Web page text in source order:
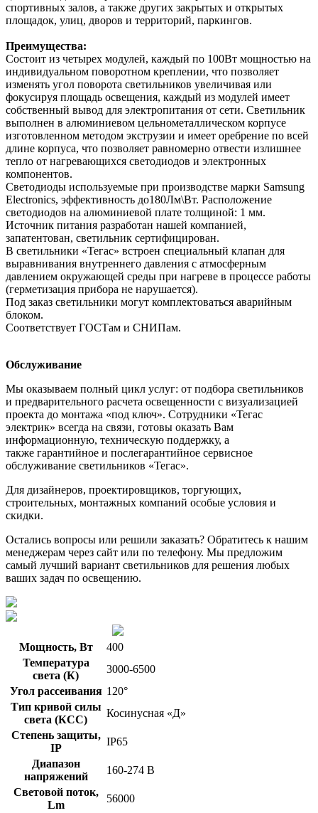
спортивных залов, а также других закрытых и открытых
площадок, улиц, дворов и территорий, паркингов.
Преимущества:
Состоит из четырех модулей, каждый по 100Вт мощностью на
индивидуальном поворотном креплении, что позволяет
изменять угол поворота светильников увеличивая или
фокусируя площадь освещения, каждый из модулей имеет
собственный вывод для электропитания от сети. Светильник
выполнен в алюминиевом цельнометаллическом корпусе
изготовленном методом экструзии и имеет оребрение по всей
длине корпуса, что позволяет равномерно отвести излишнее
тепло от нагревающихся светодиодов и электронных
компонентов.
Светодиоды используемые при производстве марки Samsung
Electronics, эффективность до180Лм\Вт. Расположение
светодиодов на алюминиевой плате толщиной: 1 мм.
Источник питания разработан нашей компанией,
запатентован, светильник сертифицирован.
В светильники «Тегас» встроен специальный клапан для
выравнивания внутреннего давления с атмосферным
давлением окружающей среды при нагреве в процессе работы
(герметизация прибора не нарушается).
Под заказ светильники могут комплектоваться аварийным
блоком.
Соответствует ГОСТам и СНИПам.
Обслуживание
Мы оказываем полный цикл услуг: от подбора светильников
и предварительного расчета освещенности с визуализацией
проекта до монтажа «под ключ». Сотрудники «Тегас
электрик» всегда на связи, готовы оказать Вам
информационную, техническую поддержку, а
также гарантийное и послегарантийное сервисное
обслуживание светильников «Тегас».
Для дизайнеров, проектировщиков, торгующих,
строительных, монтажных компаний особые условия и
скидки.
Остались вопросы или решили заказать? Обратитесь к нашим
менеджерам через сайт или по телефону. Мы предложим
самый лучший вариант светильников для решения любых
ваших задач по освещению.
Мощность, Вт
400
Температура
света (К)
3000-6500
Угол рассеивания 120°
Тип кривой силы
света (КСС)
Косинусная «Д»
Степень защиты,
IP
IP65
Диапазон
напряжений
160-274 В
Световой поток,
Lm
56000